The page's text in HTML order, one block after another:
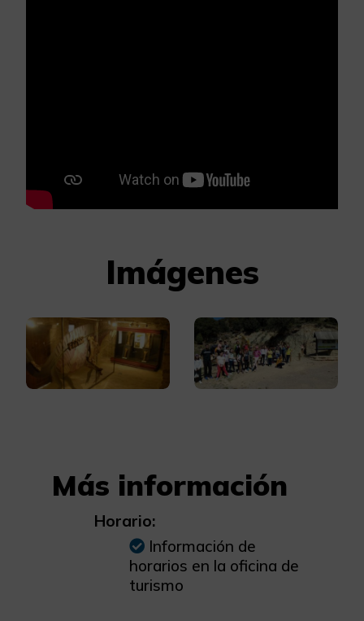
Imágenes
Más información
Horario:
Información de
horarios en la oficina de
turismo